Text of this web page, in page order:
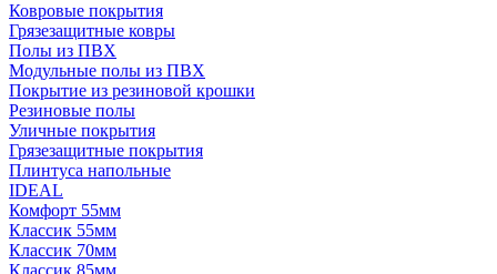
Ковровые покрытия
Грязезащитные ковры
Полы из ПВХ
Модульные полы из ПВХ
Покрытие из резиновой крошки
Резиновые полы
Уличные покрытия
Грязезащитные покрытия
Плинтуса напольные
IDEAL
Комфорт 55мм
Классик 55мм
Классик 70мм
Классик 85мм